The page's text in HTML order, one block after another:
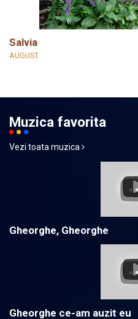
Salvia
AUGUST
Muzica favorita
Vezi toata muzica
Gheorghe, Gheorghe
Gheorghe ce-am auzit eu